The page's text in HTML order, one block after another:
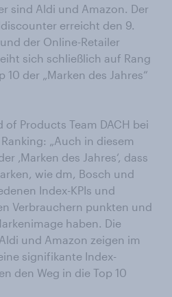
sind Aldi und Amazon. Der
erreicht den 9.
der Online-Retailer
sich schließlich auf Rang
10 der „Marken des Jahres“
of Products Team DACH bei
„Auch in diesem
‚Marken des Jahres‘, dass
wie dm, Bosch und
Index-KPIs und
Verbrauchern punkten und
haben. Die
und Amazon zeigen im
signifikante Index-
den Weg in die Top 10